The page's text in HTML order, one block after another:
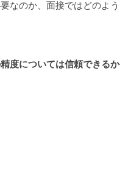
なのか、面接ではどのよう
度については信頼できるか